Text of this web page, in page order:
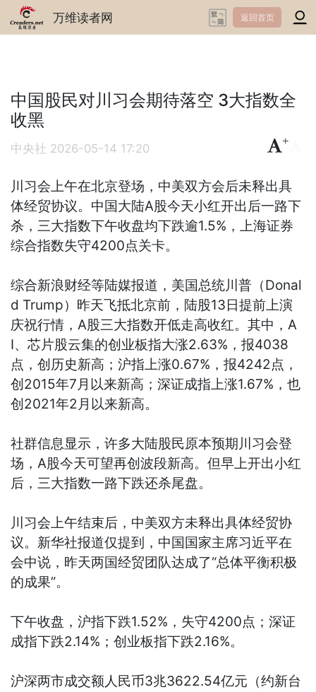
万维读者网 返回首页
中国股民对川习会期待落空 3大指数全
收黑
中央社 2026-05-14 17:20
+
川习会上午在北京登场，中美双方会后未释出具
体经贸协议。中国大陆A股今天小红开出后一路下
杀，三大指数下午收盘均下跌逾1.5%，上海证券
综合指数失守4200点关卡。
综合新浪财经等陆媒报道，美国总统川普（Donal
d Trump）昨天飞抵北京前，陆股13日提前上演
庆祝行情，A股三大指数开低走高收红。其中，A
I、芯片股云集的创业板指大涨2.63%，报4038
点，创历史新高；沪指上涨0.67%，报4242点，
创2015年7月以来新高；深证成指上涨1.67%，也
创2021年2月以来新高。
社群信息显示，许多大陆股民原本预期川习会登
场，A股今天可望再创波段新高。但早上开出小红
后，三大指数一路下跌还杀尾盘。
川习会上午结束后，中美双方未释出具体经贸协
议。新华社报道仅提到，中国国家主席习近平在
会中说，昨天两国经贸团队达成了“总体平衡积极
的成果”。
下午收盘，沪指下跌1.52%，失守4200点；深证
成指下跌2.14%；创业板指下跌2.16%。
沪深两市成交额人民币3兆3622.54亿元（约新台